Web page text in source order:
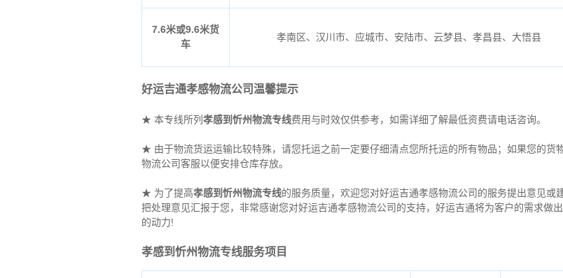
7.6米或9.6米货
车
孝南区、汉川市、应城市、安陆市、云梦县、孝昌县、大悟县
好运吉通孝感物流公司温馨提示
★ 本专线所列 孝感到忻州物流专线费用与时效仅供参考，如需详细了解最低资费请电话咨询。
★ 由于物流货运运输比较特殊，请您托运之前一定要仔细清点您所托运的所有物品；如果您的货
物流公司客服以便安排仓库存放。
★ 为了提高孝感到忻州物流专线的服务质量，欢迎您对好运吉通孝感物流公司的服务提出意见或
把处理意见汇报于您，非常感谢您对好运吉通孝感物流公司的支持，好运吉通将为客户的需求做
的动力!
孝感到忻州物流专线服务项目